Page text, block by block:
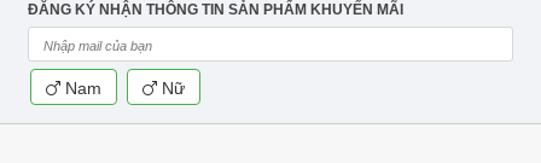
ĐĂNG KÝ NHẬN THÔNG TIN SẢN PHẨM KHUYẾN MÃI
Nam Nữ